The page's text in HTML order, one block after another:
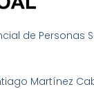
de Personas
Martínez